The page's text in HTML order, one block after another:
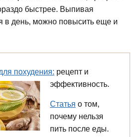
быстрее. Выпивая
в день, можно повысить еще и
похудения: рецепт и
эффективность.
Статья о том,
почему нельзя
пить после еды.